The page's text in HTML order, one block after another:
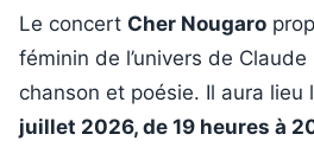
Le concert Cher Nougaro
féminin de l’univers de
chanson et poésie. Il aura lieu
juillet 2026, de 19 heures à